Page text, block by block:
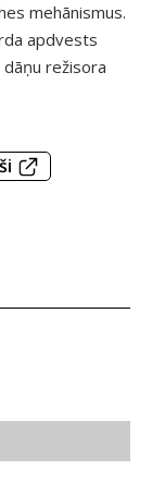
mehānismus.
apdvests
režisora